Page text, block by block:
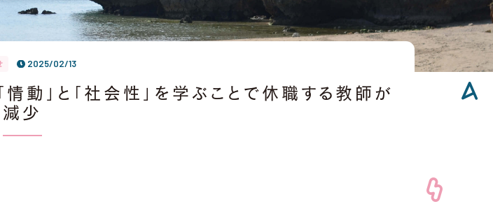
2025/02/13
情動」と「社会性」を学ぶことで休職する教師が
減少